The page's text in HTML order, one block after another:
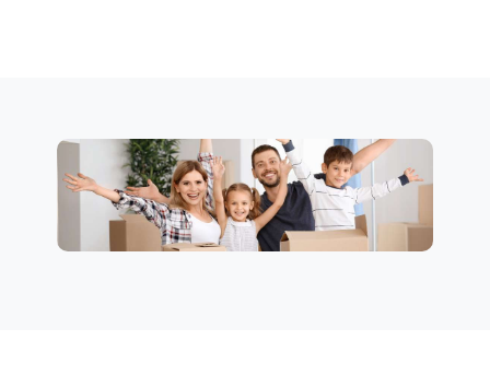
Privatumzug
Wiener